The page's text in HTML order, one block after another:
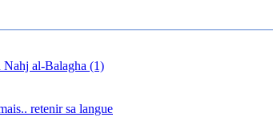
Nahj al-Balagha (1)
retenir sa langue